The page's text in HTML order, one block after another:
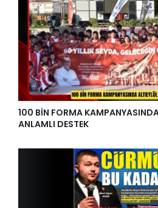
100 BİN FORMA KAMPANYASINDA
ANLAMLI DESTEK